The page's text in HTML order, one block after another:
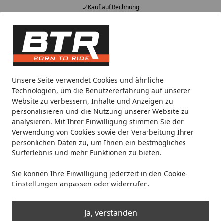
Unsere Seite verwendet Cookies und ähnliche
Technologien, um die Benutzererfahrung auf unserer
Website zu verbessern, Inhalte und Anzeigen zu
personalisieren und die Nutzung unserer Website zu
analysieren. Mit Ihrer Einwilligung stimmen Sie der
Verwendung von Cookies sowie der Verarbeitung Ihrer
persönlichen Daten zu, um Ihnen ein bestmögliches
Surferlebnis und mehr Funktionen zu bieten.
Sie können Ihre Einwilligung jederzeit in den Cookie-
Einstellungen anpassen oder widerrufen.
Ja, verstanden
Kauf auf Rechnung
Alle Produkte
Mein Konto
Suchen
Noch 2 Tage und 6 Stunden
Spare bis zu 35% auf EVOLIFT® Zentralständer
von BTR!
Startseite
EVO2® Zubehör
Zubehör für Reifenmontiergerät
EVO2®
Ihre Artikelübersicht